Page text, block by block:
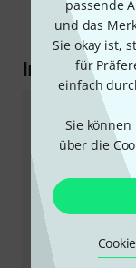
passende
und das
Sie okay ist,
für
einfach
Sie
über die
Im Detail
NKS ist der
Standard von
Entwicklern
von Plugins.
virtuelle
Controllern
komplizierte